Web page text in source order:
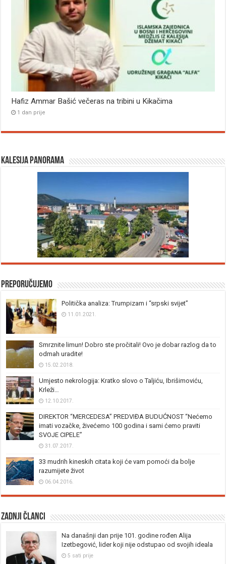
Hafiz Ammar Bašić večeras na tribini u Kikačima
1 dan prije
Kalesija panorama
Preporučujemo
Politička analiza: Trumpizam i “srpski svijet”
11.01.2021.
Smrznite limun! Dobro ste pročitali! Ovo je dobar razlog da to
odmah uradite!
15.02.2018.
Umjesto nekrologija: Kratko slovo o Taljiću, Ibrišimoviću,
Krleži…
12.10.2017.
DIREKTOR “MERCEDESA” PREDVIĐA BUDUĆNOST “Nećemo
imati vozačke, živećemo 100 godina i sami ćemo praviti
SVOJE CIPELE”
31.07.2017.
33 mudrih kineskih citata koji će vam pomoći da bolje
razumijete život
06.04.2016.
Zadnji članci
Na današnji dan prije 101. godine rođen Alija
Izetbegović, lider koji nije odstupao od svojih ideala
5 sati prije